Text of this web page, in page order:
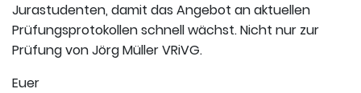
Jurastudenten, damit das Angebot an aktuellen
Prüfungsprotokollen schnell wächst. Nicht nur zur
Prüfung von Jörg Müller VRiVG.
Euer